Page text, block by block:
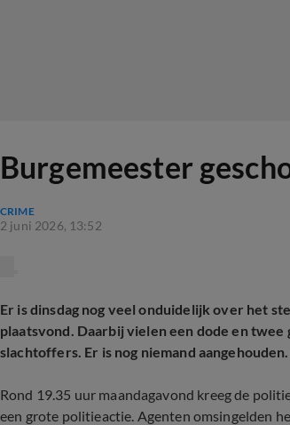
Burgemeester
CRIME
2 juni 2026, 13:52
Er is dinsdag nog veel onduidelijk over het
plaatsvond. Daarbij vielen een dode en
slachtoffers. Er is nog niemand aangehouden.
Rond 19.35 uur maandagavond kreeg de
een grote politieactie. Agenten omsingelden